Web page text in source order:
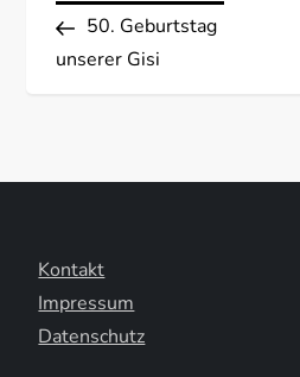
e
a
g
Post50. Geburtstag
unserer Gisi
Kontakt
Impressum
Datenschutz